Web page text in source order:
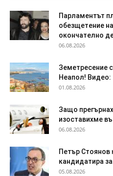
Парламентът
обезщетение
окончателно
06.08.2026
Земетресение
Неапол! Видео:
01.08.2026
Защо
изоставихме
06.08.2026
Петър Стоянов
кандидатира
05.08.2026